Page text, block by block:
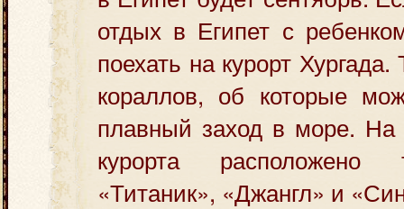
отдых в Египет с
поехать на курорт
кораллов, об которые
плавный заход в море. На
курорта расположено
«Титаник», «Джангл» и